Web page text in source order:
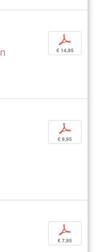
p
€ 14,95
p
€ 9,95
p
€ 7,95